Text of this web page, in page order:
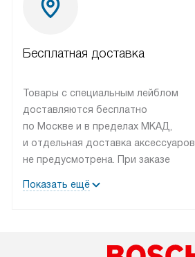
Бесплатная доставка
Товары с специальным лейблом
доставляются бесплатно
по Москве и в пределах МКАД,
и отдельная доставка аксессуаров
не предусмотрена. При заказе
рекомендуем обсудить
со статусом «В наличии» могут
Показать ещё